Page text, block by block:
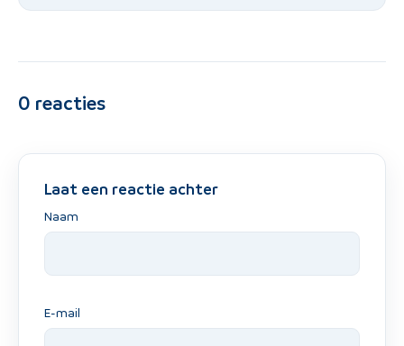
0 reacties
Laat een reactie achter
Naam
E-mail